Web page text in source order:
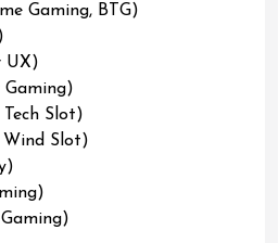
Gaming, BTG)
UX)
Gaming)
Slot)
Wind Slot)